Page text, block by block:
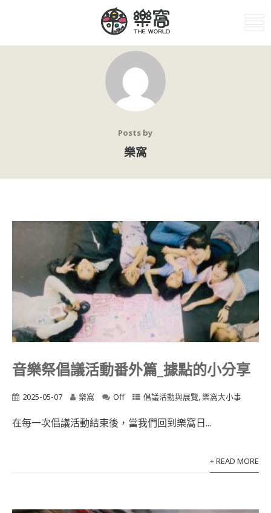
Posts by
樂窩
音樂祭倡議活動番外篇_據點的小分享
2025-05-07 樂窩 Off 倡議活動與展覽,樂窩大小事
在每一次倡議活動結束後，當我們回到樂窩日...
+ READ MORE